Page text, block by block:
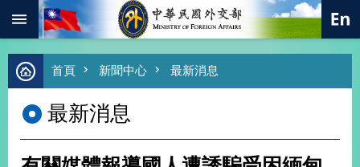
跳到主要內容區塊
進
階
尋
熱
首頁 新聞中心 最新消息
最新消息